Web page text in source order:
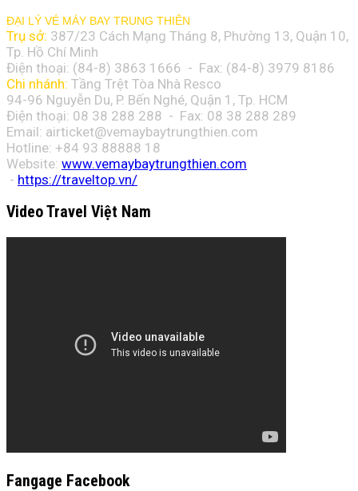
ĐẠI LÝ VÉ MÁY BAY TRUNG THIÊN
Trụ sở: 387/23 Cách Mạng Tháng 8, Phường 13, Quận 10,
Tp. Hồ Chí Minh
Điện thoại: (84-8) 3863 1666 - Fax: (84-8) 3979 8186
Chi nhánh: Tầng Trệt Tòa Nhà Resco
94-96 Nguyễn Du, P. Bến Nghé, Quận 1, Tp. HCM
Điện thoại: 08 38 288 288 - Fax: 08 38 288 289
Email: airticket@vemaybaytrungthien.com
Hotline: +84 93 88888 18
Website: www.vemaybaytrungthien.com
- https://traveltop.vn/
Video Travel Việt Nam
Fangage Facebook